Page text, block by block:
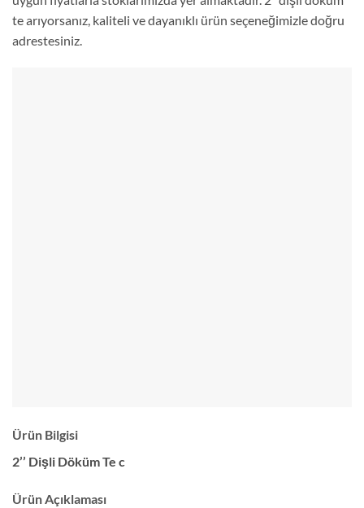
te arıyorsanız, kaliteli ve dayanıklı ürün seçeneğimizle doğru
adrestesiniz.
Ürün Bilgisi
2’’ Dişli Döküm Te c
Ürün Açıklaması